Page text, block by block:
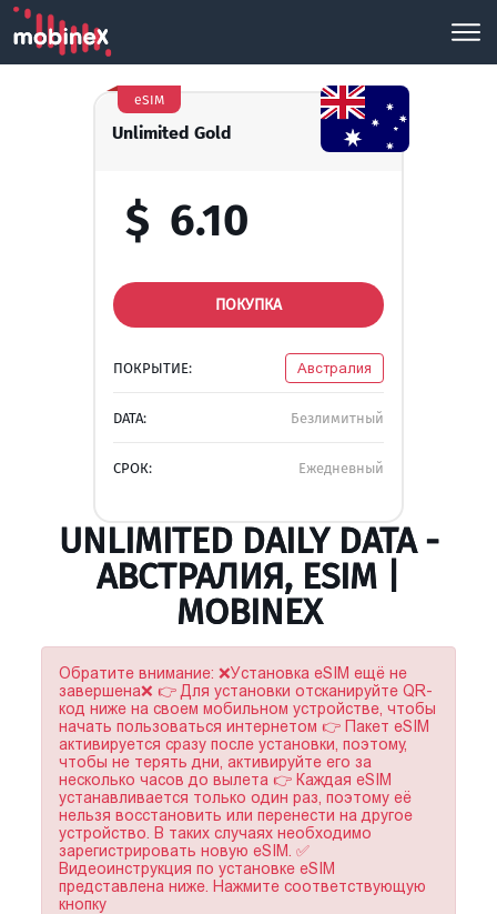
Unlimited Gold
eSIM
$ 6.10
ПОКУПКА
ПОКРЫТИЕ: Австралия
DATA: Безлимитный
СРОК: Ежедневный
UNLIMITED DAILY DATA -
АВСТРАЛИЯ, ESIM |
MOBINEX
Обратите внимание: ❌Установка eSIM ещё не
завершена❌ 👉 Для установки отсканируйте QR-
код ниже на своем мобильном устройстве, чтобы
начать пользоваться интернетом 👉 Пакет eSIM
активируется сразу после установки, поэтому,
чтобы не терять дни, активируйте его за
несколько часов до вылета 👉 Каждая eSIM
устанавливается только один раз, поэтому её
нельзя восстановить или перенести на другое
устройство. В таких случаях необходимо
зарегистрировать новую eSIM. ✅
Видеоинструкция по установке eSIM
представлена ниже. Нажмите соответствующую
кнопку